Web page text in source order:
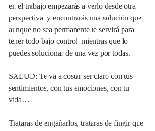
en el trabajo empezarás a verlo desde otra
perspectiva  y encontrarás una solución que
aunque no sea permanente te servirá para
tener todo bajo control  mientras que lo
puedes solucionar de una vez por todas.
SALUD: Te va a costar ser claro con tus
sentimientos, con tus emociones, con tu
vida…
Trataras de engañarlos, trataras de fingir que